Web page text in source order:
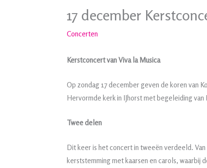
17 december
Concerten
Kerstconcert van Viva la Musica
Op zondag 17 december geven de koren van
Hervormde kerk in IJhorst met begeleiding
Twee delen
Dit keer is het concert in tweeën verdeeld.
kerststemming met kaarsen en carols,